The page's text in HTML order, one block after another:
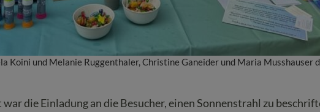
Koini und Melanie Ruggenthaler, Christine Ganeider und Maria Musshauser
die Einladung an die Besucher, einen Sonnenstrahl zu